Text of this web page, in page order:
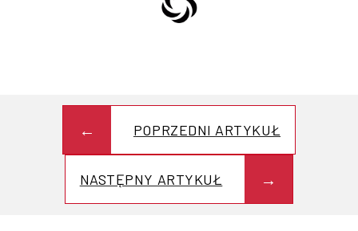
POPRZEDNI ARTYKUŁ
NASTĘPNY ARTYKUŁ